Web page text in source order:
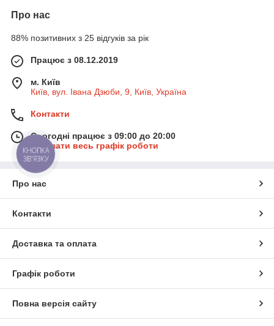
Про нас
88% позитивних з 25 відгуків за рік
Працює з 08.12.2019
м. Київ
Київ, вул. Івана Дзюби, 9, Київ, Україна
Контакти
Сьогодні працює з 09:00 до 20:00
Показати весь графік роботи
Про нас
Контакти
Доставка та оплата
Графік роботи
Повна версія сайту
КНОПКА
ЗВ'ЯЗКУ